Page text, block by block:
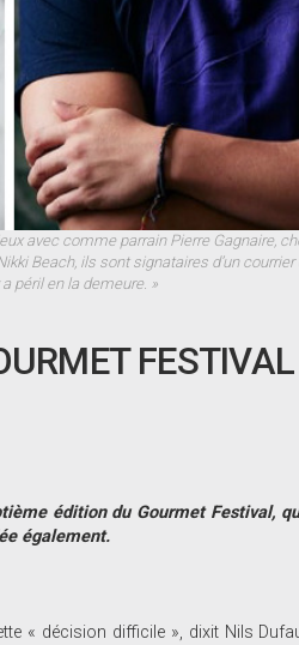
avec comme parrain Pierre Gagnaire,
Beach, ils sont signataires d’un
péril en la demeure. »
édition du Gourmet Festival,
également.
« décision difficile », dixit Nils